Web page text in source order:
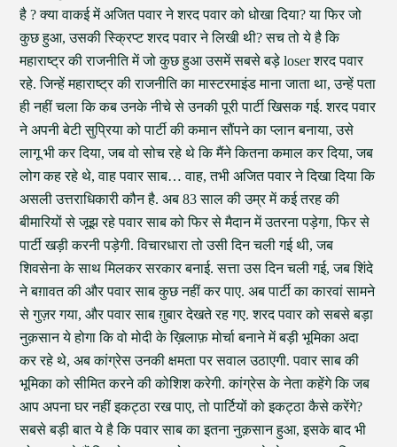
है ? क्या वाकई में अजित पवार ने शरद पवार को धोखा दिया? या फिर जो
कुछ हुआ, उसकी स्क्रिप्ट शरद पवार ने लिखी थी? सच तो ये है कि
महाराष्ट्र की राजनीति में जो कुछ हुआ उसमें सबसे बड़े loser शरद पवार
रहे. जिन्हें महाराष्ट्र की राजनीति का मास्टरमाइंड माना जाता था, उन्हें पता
ही नहीं चला कि कब उनके नीचे से उनकी पूरी पार्टी खिसक गई. शरद पवार
ने अपनी बेटी सुप्रिया को पार्टी की कमान सौंपने का प्लान बनाया, उसे
लागू भी कर दिया, जब वो सोच रहे थे कि मैंने कितना कमाल कर दिया, जब
लोग कह रहे थे, वाह पवार साब… वाह, तभी अजित पवार ने दिखा दिया कि
असली उत्तराधिकारी कौन है. अब 83 साल की उम्र में कई तरह की
बीमारियों से जूझ रहे पवार साब को फिर से मैदान में उतरना पड़ेगा, फिर से
पार्टी खड़ी करनी पड़ेगी. विचारधारा तो उसी दिन चली गई थी, जब
शिवसेना के साथ मिलकर सरकार बनाई. सत्ता उस दिन चली गई, जब शिंदे
ने बग़ावत की और पवार साब कुछ नहीं कर पाए. अब पार्टी का कारवां सामने
से गुज़र गया, और पवार साब ग़ुबार देखते रह गए. शरद पवार को सबसे बड़ा
नुक़सान ये होगा कि वो मोदी के ख़िलाफ़ मोर्चा बनाने में बड़ी भूमिका अदा
कर रहे थे, अब कांग्रेस उनकी क्षमता पर सवाल उठाएगी. पवार साब की
भूमिका को सीमित करने की कोशिश करेगी. कांग्रेस के नेता कहेंगे कि जब
आप अपना घर नहीं इकट्ठा रख पाए, तो पार्टियों को इकट्ठा कैसे करेंगे?
सबसे बड़ी बात ये है कि पवार साब का इतना नुक़सान हुआ, इसके बाद भी